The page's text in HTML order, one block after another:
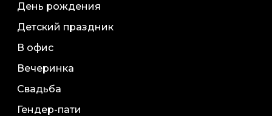
День рождения
Детский праздник
В офис
Вечеринка
Свадьба
Гендер-пати